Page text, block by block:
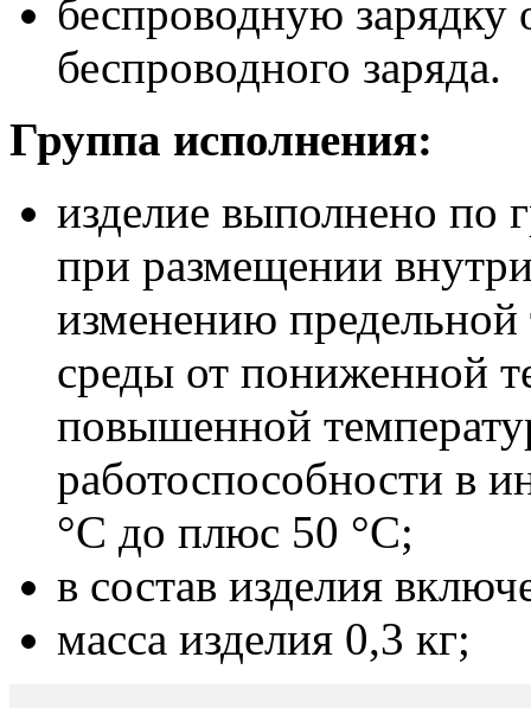
беспроводную зарядку
беспроводного заряда.
Группа исполнения:
изделие выполнено по
при размещении
изменению
среды от пониженной
повышенной
работоспособности в
°С до плюс 50 °С;
в состав изделия
масса изделия 0,3 кг;